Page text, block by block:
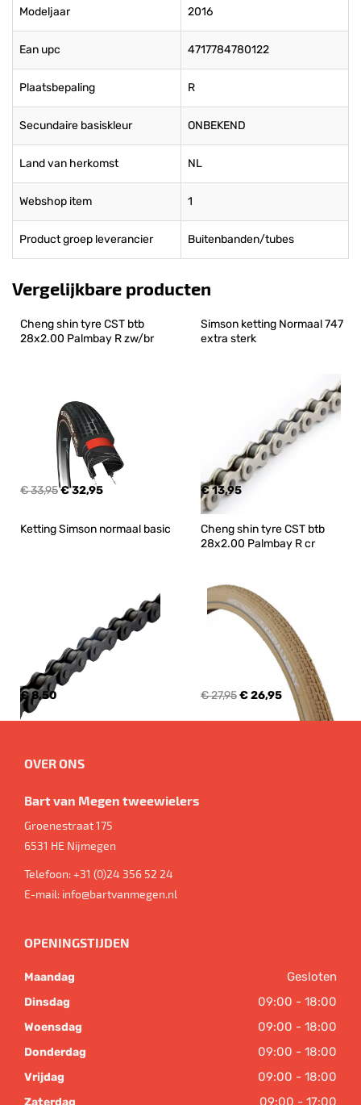
Modeljaar 2016
Ean upc 4717784780122
Plaatsbepaling R
Secundaire basiskleur ONBEKEND
Land van herkomst NL
Webshop item 1
Product groep leverancier Buitenbanden/tubes
Vergelijkbare producten
Cheng shin tyre CST btb
28x2.00 Palmbay R zw/br
€ 33,95€ 32,95
Simson ketting Normaal 747
extra sterk
€ 13,95
Ketting Simson normaal basic
€ 8,50
Cheng shin tyre CST btb
28x2.00 Palmbay R cr
€ 27,95€ 26,95
OVER ONS
Bart van Megen tweewielers
Groenestraat 175
6531 HE Nijmegen
Telefoon:+31 (0)24 356 52 24
E-mail: info@bartvanmegen.nl
OPENINGSTIJDEN
Maandag Gesloten
Dinsdag 09:00 - 18:00
Woensdag 09:00 - 18:00
Donderdag 09:00 - 18:00
Vrijdag 09:00 - 18:00
Zaterdag 09:00 - 17:00